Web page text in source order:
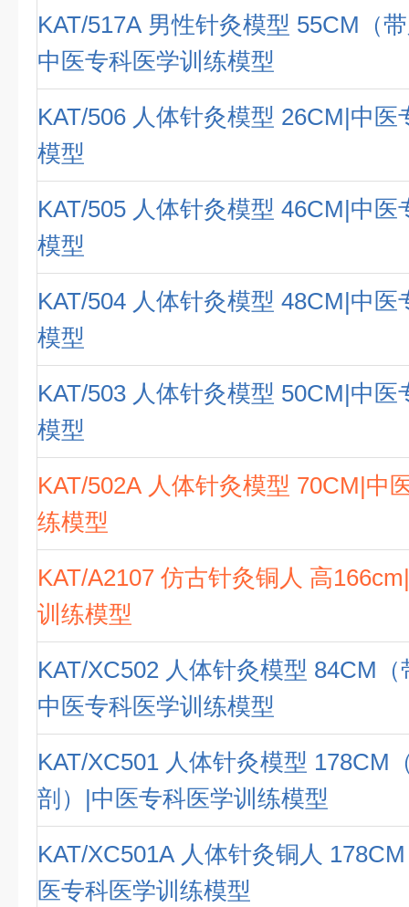
KAT/517A 男性针灸模型 55CM（
中医专科医学训练模型
KAT/506 人体针灸模型 26CM|中医
模型
KAT/505 人体针灸模型 46CM|中医
模型
KAT/504 人体针灸模型 48CM|中医
模型
KAT/503 人体针灸模型 50CM|中医
模型
KAT/502A 人体针灸模型 70CM|中
练模型
KAT/A2107 仿古针灸铜人 高
训练模型
KAT/XC502 人体针灸模型 84CM
中医专科医学训练模型
KAT/XC501 人体针灸模型 178CM
剖）|中医专科医学训练模型
KAT/XC501A 人体针灸铜人
医专科医学训练模型